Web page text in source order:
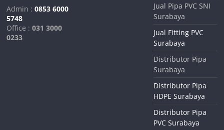
Admin :0853 6000
5748
Office : 031 3000
0233
Jual Pipa PVC SNI
Surabaya
Jual Fitting PVC
Surabaya
Distributor Pipa
Surabaya
Distributor Pipa
HDPE Surabaya
Distributor Pipa
PVC Surabaya